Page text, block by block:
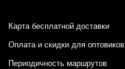
Карта бесплатной доставки
Оплата и скидки для оптовиков
Периодичность маршрутов